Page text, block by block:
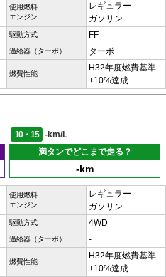
使用燃料
エンジン
レギュラー
ガソリン
駆動方式 FF
過給器（ターボ） ターボ
燃費性能
H32年度燃費基準
+10%達成
10・15
-km/L
満タンでどこまで走る？
-km
使用燃料
エンジン
レギュラー
ガソリン
駆動方式 4WD
過給器（ターボ） -
燃費性能
H32年度燃費基準
+10%達成